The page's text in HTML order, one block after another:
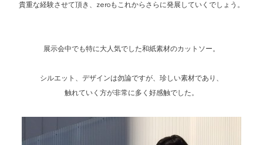
貴重な経験させて頂き、zeroもこれからさらに発展していくでしょう。
展示会中でも特に大人気でした和紙素材のカットソー。
シルエット、デザインは勿論ですが、珍しい素材であり、
触れていく方が非常に多く好感触でした。